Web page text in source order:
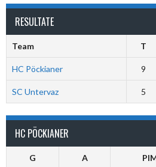
RESULTATE
Team T
HC Pöckianer 9
SC Untervaz 5
HC PÖCKIANER
G A